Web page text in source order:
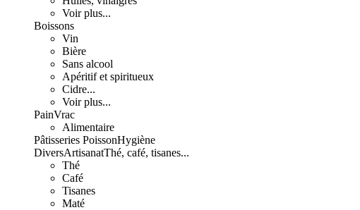
Voir plus...
Boissons
Vin
Bière
Sans alcool
Apéritif et spiritueux
Cidre...
Voir plus...
PainVrac
Alimentaire
Pâtisseries PoissonHygiène
DiversArtisanatThé, café, tisanes...
Thé
Café
Tisanes
Maté